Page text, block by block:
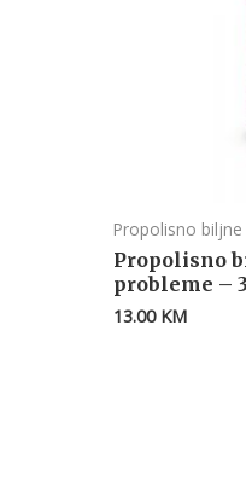
Propolisno
Propolisno
probleme –
13.00 KM